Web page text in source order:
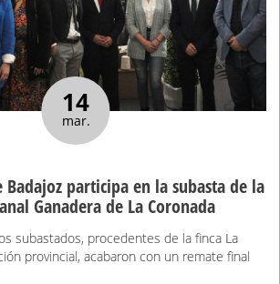
14
mar.
Badajoz participa en la subasta de la
Ganadera de La Coronada
subastados, procedentes de la finca La
provincial, acabaron con un remate final